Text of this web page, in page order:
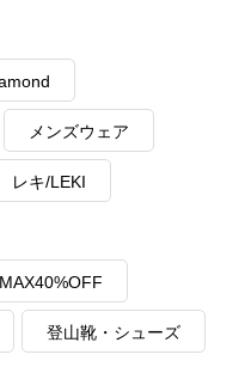
メンズウェア
レキ/LEKI
登山靴・シューズ